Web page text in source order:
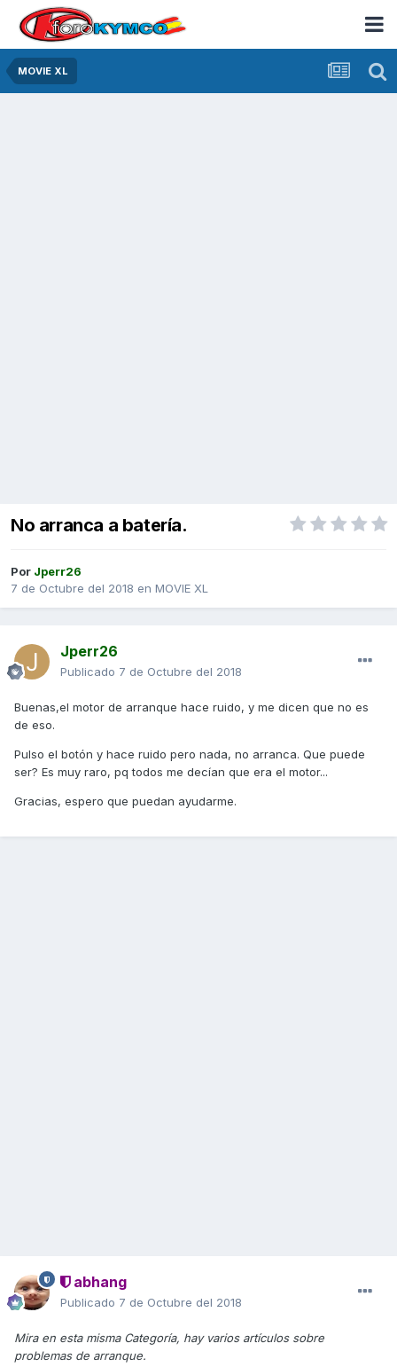
MOVIE XL
No arranca a batería.
Por Jperr26
7 de Octubre del 2018 en MOVIE XL
Jperr26
Publicado 7 de Octubre del 2018
Buenas,el motor de arranque hace ruido, y me dicen que no es
de eso.
Pulso el botón y hace ruido pero nada, no arranca. Que puede
ser? Es muy raro, pq todos me decían que era el motor...
Gracias, espero que puedan ayudarme.
abhang
Publicado 7 de Octubre del 2018
Mira en esta misma Categoría, hay varios artículos sobre
problemas de arranque.